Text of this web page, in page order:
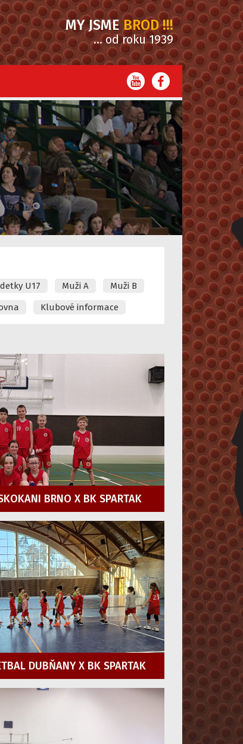
MY JSMEBROD !!!
... od roku 1939
U17 Muži A
Muži B
Klubové informace
BRNO X BK SPARTAK
DUBŇANY X BK SPARTAK